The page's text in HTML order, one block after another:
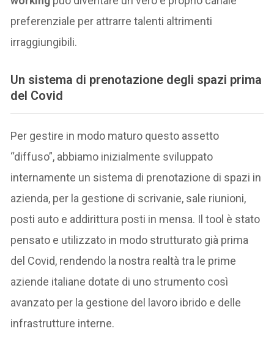
preferenziale per attrarre talenti altrimenti
irraggiungibili.
Un sistema di prenotazione degli spazi prima
del Covid
Per gestire in modo maturo questo assetto
“diffuso”, abbiamo inizialmente sviluppato
internamente un sistema di prenotazione di spazi in
azienda, per la gestione di scrivanie, sale riunioni,
posti auto e addirittura posti in mensa. Il tool è stato
pensato e utilizzato in modo strutturato già prima
del Covid, rendendo la nostra realtà tra le prime
aziende italiane dotate di uno strumento così
avanzato per la gestione del lavoro ibrido e delle
infrastrutture interne.